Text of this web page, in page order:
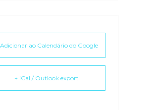
ao Calendário do Google
+ iCal / Outlook export